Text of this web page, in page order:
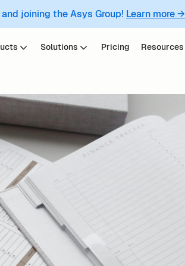
joining the Asys Group! Learn more →
Solutions Pricing Resources